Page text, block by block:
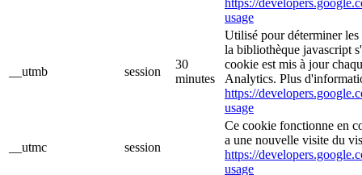
usage
__utmb session
30
minutes
Utilisé pour déterminer les
la bibliothèque javascript
cookie est mis à jour
Analytics. Plus
https://
usage
__utmc session
Ce cookie fonctionne en
a une nouvelle visite du
https://
usage